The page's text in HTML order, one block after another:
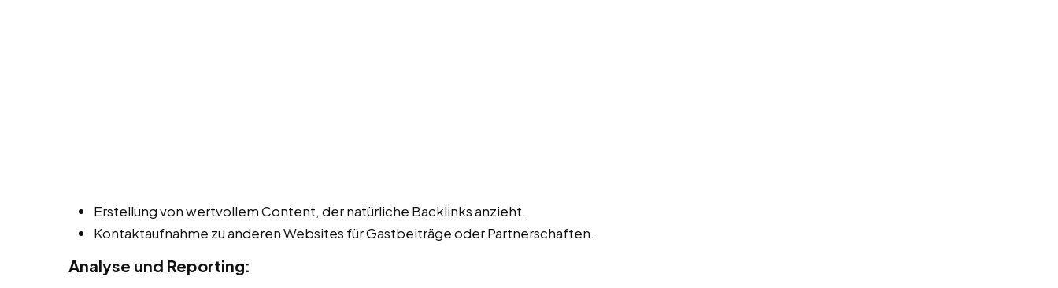
Erstellung von wertvollem Content, der natürliche Backlinks anzieht.
Kontaktaufnahme zu anderen Websites für Gastbeiträge oder Partnerschaften.
Analyse und Reporting: